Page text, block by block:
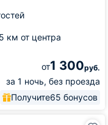
км от центра
от1 300руб.
за 1 ночь, без проезда
Получите65 бонусов